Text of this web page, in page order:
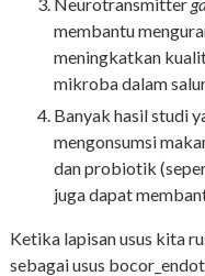
membantu
meningkatkan
mikroba dalam
Banyak hasil studi
mengonsumsi
dan probiotik
juga dapat
Ketika lapisan usus kita
sebagai usus